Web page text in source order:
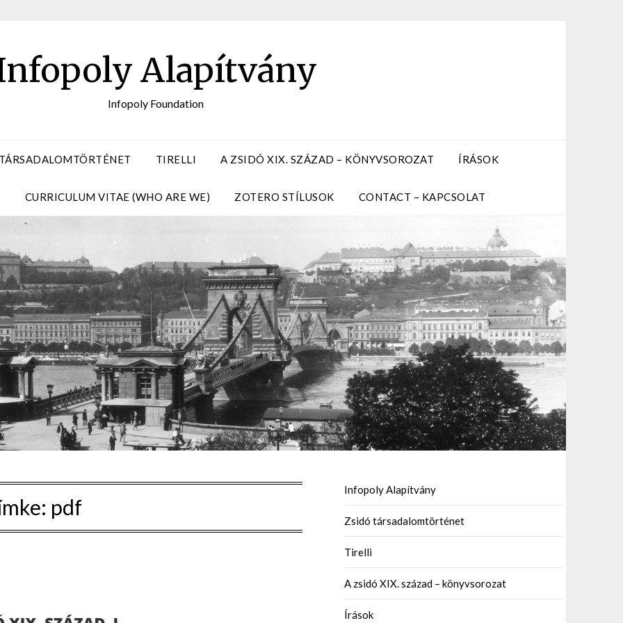
Alapítvány
Infopoly Foundation
TIRELLI A ZSIDÓ XIX. SZÁZAD – KÖNYVSOROZAT ÍRÁSOK
CURRICULUM VITAE (WHO ARE WE) ZOTERO STÍLUSOK CONTACT – KAPCSOLAT
pdf
Infopoly Alapítvány
Zsidó társadalomtörténet
Tirelli
A zsidó XIX. század – könyvsorozat
Írások